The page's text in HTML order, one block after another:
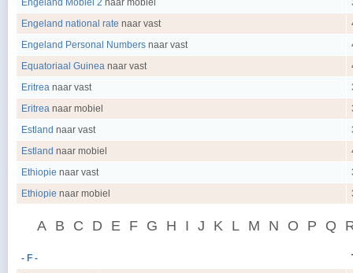
Engeland Mobiel 2 naar mobiel
Engeland national rate naar vast
Engeland Personal Numbers naar vast
Equatoriaal Guinea naar vast
Eritrea naar vast
Eritrea naar mobiel
Estland naar vast
Estland naar mobiel
Ethiopie naar vast
Ethiopie naar mobiel
A B C D E F G H I J K L M N O P Q
- F -